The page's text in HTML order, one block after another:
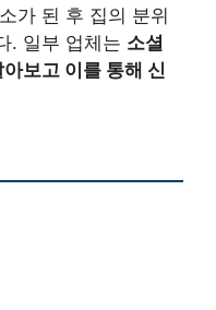
가 된 후 집의 분위
. 일부 업체는 소셜
보고 이를 통해 신